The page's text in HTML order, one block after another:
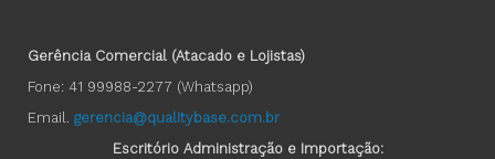
Gerência Comercial (Atacado e Lojistas)
Fone: 41 99988-2277 (Whatsapp)
Email. gerencia@qualitybase.com.br
Escritório Administração e Importação: